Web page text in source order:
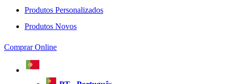
Produtos Personalizados
Produtos Novos
Comprar Online